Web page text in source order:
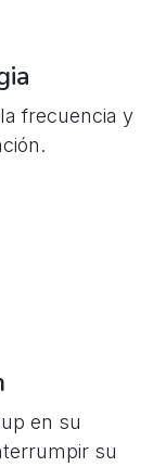
frecuencia y
en su
su